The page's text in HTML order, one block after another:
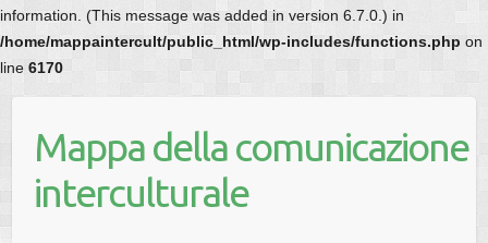
information. (This message was added in version 6.7.0.) in
/home/mappaintercult/public_html/wp-includes/functions.php on
line 6170
Mappa della comunicazione
interculturale